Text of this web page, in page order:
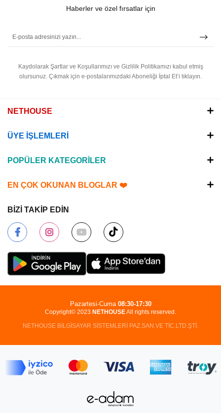
Haberler ve özel fırsatlar için
Kaydolarak Şartlar ve Koşullarımızı ve Gizlilik Politikamızı kabul etmiş
olursunuz. Çıkmak için e-postalarımızdaki Aboneliği İptal Et’i tıklayın.
NETHOUSE
ÜYE İŞLEMLERİ
POPÜLER KATEGORİLER
EN ÇOK OKUNAN BLOGLAR ❤️
BİZİ TAKİP EDİN
Copyright© 2023 NETHOUSEAll rights reserved.
NETHOUSE BİLGİSAYAR SİSTEMLERİ PAZ.SAN.VE TİC.LTD.ŞTİ.
Pazartesi-Cuma 08:30-17:30